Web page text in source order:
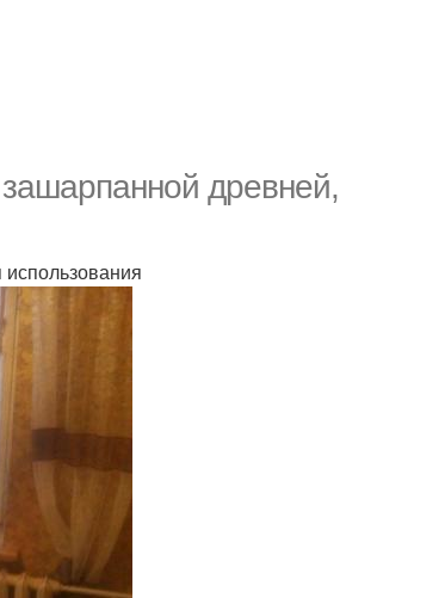
древней,